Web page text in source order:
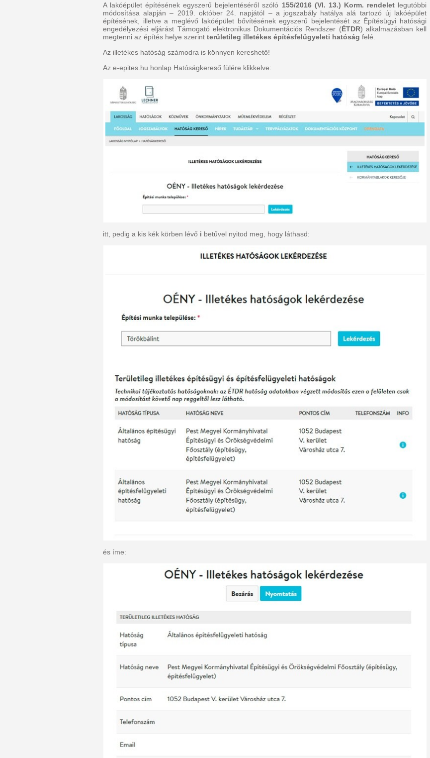
A lakóépület építésének egyszerű bejelentéséről szóló 155/2016 (VI. 13.) Korm. rendelet legutóbbi
módosítása alapján – 2019. október 24. napjától – a jogszabály hatálya alá tartozó új lakóépület
építésének, illetve a meglévő lakóépület bővítésének egyszerű bejelentését az Építésügyi hatósági
engedélyezési eljárást Támogató elektronikus Dokumentációs Rendszer (ÉTDR) alkalmazásban kell
megtenni az építés helye szerint területileg illetékes építésfelügyeleti hatóság felé.
Az illetékes hatóság számodra is könnyen kereshető!
Az e-epites.hu honlap Hatóságkereső fülére klikkelve:
itt, pedig a kis kék körben lévő i betűvel nyitod meg, hogy láthasd:
és íme: